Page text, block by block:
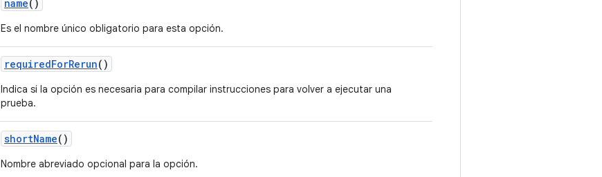
name()
Es el nombre único obligatorio para esta opción.
requiredForRerun()
Indica si la opción es necesaria para compilar instrucciones para volver a ejecutar una
prueba.
shortName()
Nombre abreviado opcional para la opción.